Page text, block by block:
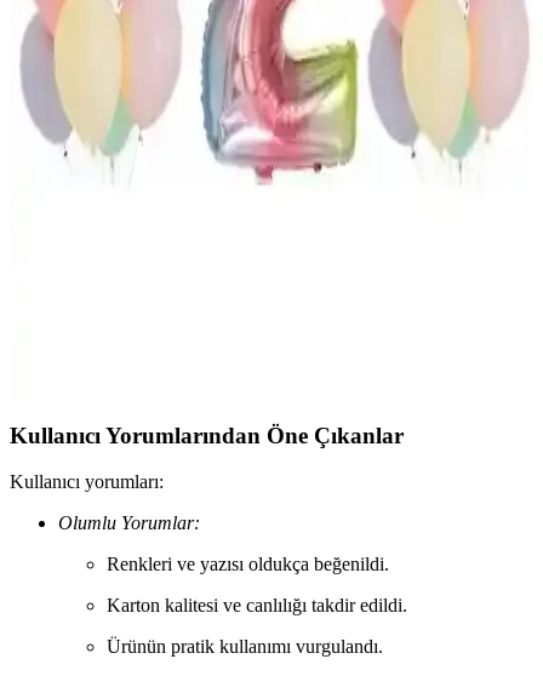
Kırmızı Pandoli Tealight Mumları: Kokusuz,
Güvenli Dekoratif Aydınlatma Parti Süslemesi
Pandoli kırmızı renkli kokusuz tealight mumları, parafin ile iç
mekânlarda temiz aydınlatma sağlar. Masa dekorunu canlandırır,
güvenli kullanım ipuçlarıyla çocuklardan uzak dengeli yüzeylerde
kullanıma uygundur; sade ve zarif atmosfer yaratır.
Kullanıcı Yorumlarından Öne Çıkanlar
Kullanıcı yorumları:
Olumlu Yorumlar:
Renkleri ve yazısı oldukça beğenildi.
Karton kalitesi ve canlılığı takdir edildi.
Ürünün pratik kullanımı vurgulandı.